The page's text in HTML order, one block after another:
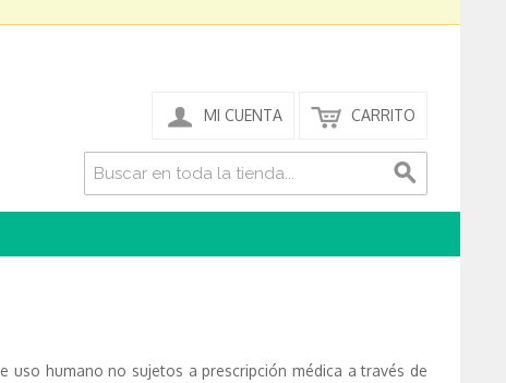
MI CUENTA CARRITO
uso humano no sujetos a prescripción médica a través de